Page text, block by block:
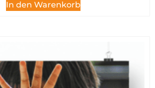
In den Warenkorb